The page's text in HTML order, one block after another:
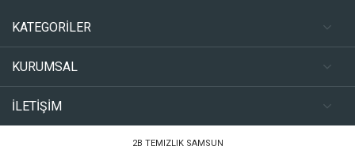
KATEGORİLER
KURUMSAL
İLETİŞİM
2B TEMIZLIK SAMSUN